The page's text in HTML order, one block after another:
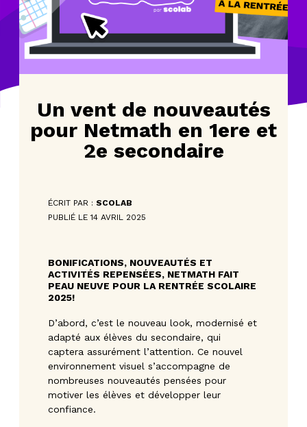
Un vent de nouveautés
pour Netmath en 1ere et
2e secondaire
ÉCRIT PAR : SCOLAB
PUBLIÉ LE 14 AVRIL 2025
BONIFICATIONS, NOUVEAUTÉS ET
ACTIVITÉS REPENSÉES, NETMATH FAIT
PEAU NEUVE POUR LA RENTRÉE SCOLAIRE
2025!
D’abord, c’est le nouveau look, modernisé et
adapté aux élèves du secondaire, qui
captera assurément l’attention. Ce nouvel
environnement visuel s’accompagne de
nombreuses nouveautés pensées pour
motiver les élèves et développer leur
confiance.